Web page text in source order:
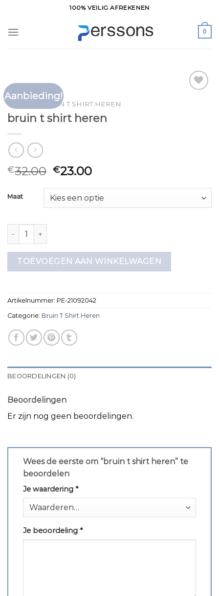
inhoud
100% VEILIG AFREKENEN
0
Aanbieding!
HOME BRUIN T SHIRT HEREN
bruin t shirt heren
€32.00 €23.00
Maat
bruin t shirt heren aantal
TOEVOEGEN AAN WINKELWAGEN
Artikelnummer: PE-21092042
Categorie: Bruin T Shirt Heren
BEOORDELINGEN (0)
Beoordelingen
Er zijn nog geen beoordelingen.
Wees de eerste om “bruin t shirt heren” te
beoordelen
Je waardering *
Je beoordeling *